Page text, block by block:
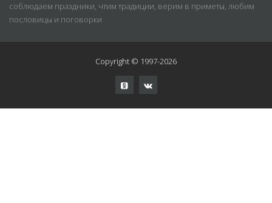
соблюдаем праздники, чтим традиции, верим в приметы, любим
пословицы и поговорки
Copyright © 1997-2026